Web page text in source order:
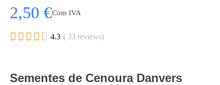
2,50 €Com IVA
     4.3 ( 33 reviews)
Sementes de Cenoura Danvers